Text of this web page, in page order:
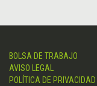
BOLSA DE TRABAJO
AVISO LEGAL
POLÍTICA DE PRIVACIDAD